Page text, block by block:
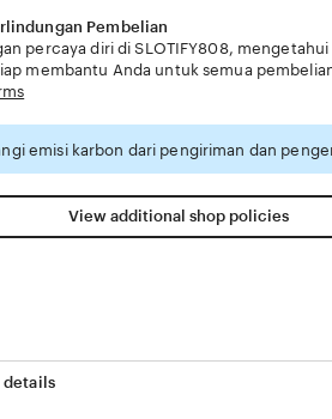
Pembelian
percaya diri di SLOTIFY808,
membantu Anda untuk semua
emisi karbon dari pengiriman dan
View additional shop policies
details